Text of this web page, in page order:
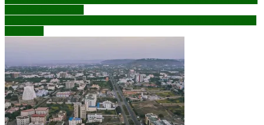
de
l’article